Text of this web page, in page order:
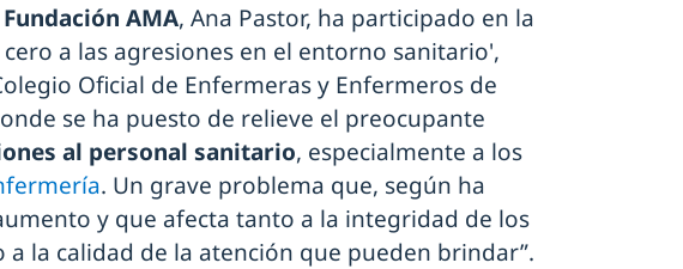
Fundación AMA, Ana Pastor, ha participado en la
a las agresiones en el entorno sanitario',
Oficial de Enfermeras y Enfermeros de
se ha puesto de relieve el preocupante
al personal sanitario, especialmente a los
. Un grave problema que, según ha
y que afecta tanto a la integridad de los
a la calidad de la atención que pueden brindar”.